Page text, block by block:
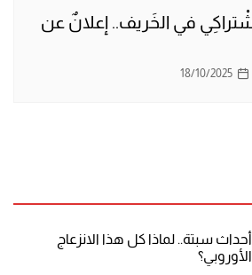
في الخَريف.. إعلانٌ عن
18/10/2025
أحداث سبتة.. لماذا كل هذا الانزعاج
الأوروبي؟